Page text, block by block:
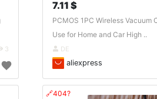
3
7.11 $
PCMOS 1PC Wireless Vacuum
Use for Home and Car High ..
DE
aliexpress
🔗404?